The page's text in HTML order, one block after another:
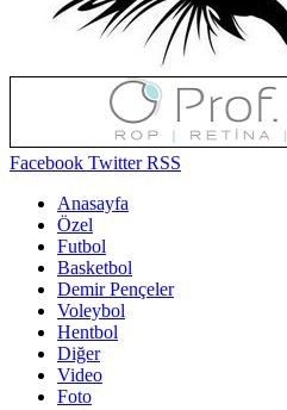
Facebook TwitterRSS
Anasayfa
Özel
Futbol
Basketbol
Demir Pençeler
Voleybol
Hentbol
Diğer
Video
Foto